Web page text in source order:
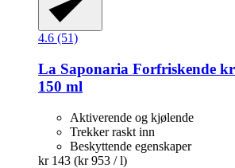
4.6 (51)
La Saponaria Forfriskende
150 ml
Aktiverende og kjølende
Trekker raskt inn
Beskyttende egenskaper
kr 143 (kr 953 / l)